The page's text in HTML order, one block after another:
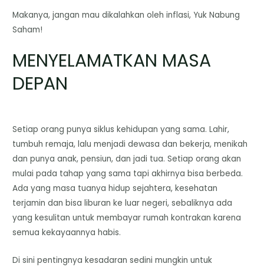
Makanya, jangan mau dikalahkan oleh inflasi, Yuk Nabung
Saham!
MENYELAMATKAN MASA
DEPAN
Setiap orang punya siklus kehidupan yang sama. Lahir,
tumbuh remaja, lalu menjadi dewasa dan bekerja, menikah
dan punya anak, pensiun, dan jadi tua. Setiap orang akan
mulai pada tahap yang sama tapi akhirnya bisa berbeda.
Ada yang masa tuanya hidup sejahtera, kesehatan
terjamin dan bisa liburan ke luar negeri, sebaliknya ada
yang kesulitan untuk membayar rumah kontrakan karena
semua kekayaannya habis.
Di sini pentingnya kesadaran sedini mungkin untuk